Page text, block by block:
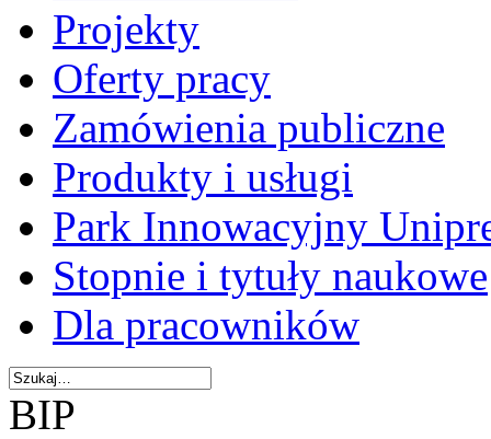
Projekty
Oferty pracy
Zamówienia publiczne
Produkty i usługi
Park Innowacyjny
Stopnie i tytuły naukowe
Dla pracowników
BIP